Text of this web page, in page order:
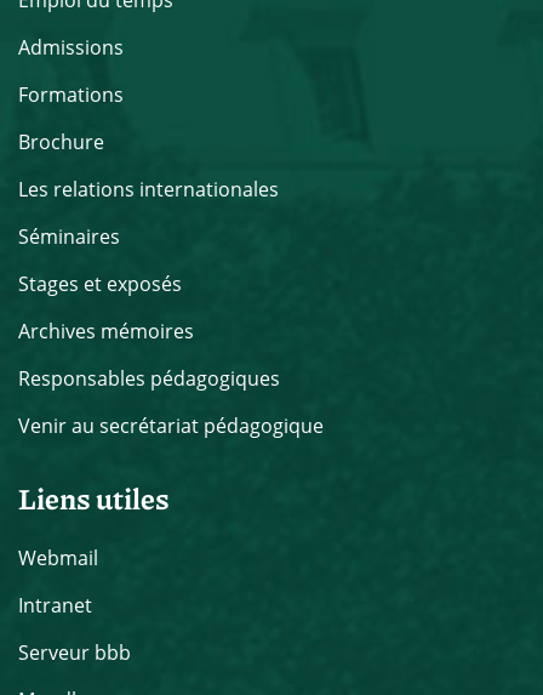
Admissions
Formations
Brochure
Les relations internationales
Séminaires
Stages et exposés
Archives mémoires
Responsables pédagogiques
Venir au secrétariat pédagogique
Liens utiles
Webmail
Intranet
Serveur bbb